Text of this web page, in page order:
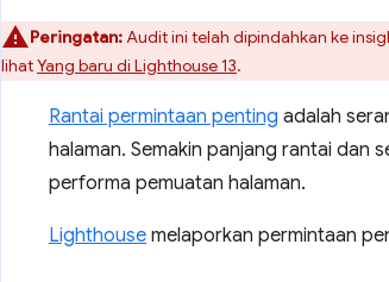
Peringatan:Audit ini telah dipindahkan ke
lihatYang baru di Lighthouse 13.
Rantai permintaan penting adalah
halaman. Semakin panjang rantai dan
performa pemuatan halaman.
Lighthouse melaporkan permintaan